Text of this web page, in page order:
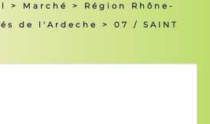
> Marché > Région Rhône-
de l'Ardeche
> 07 / SAINT